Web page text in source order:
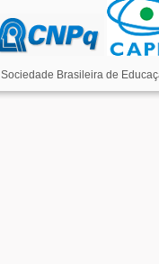
Sociedade Brasileira de